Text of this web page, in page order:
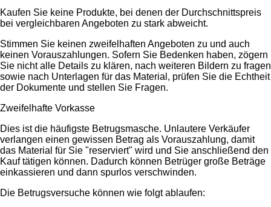
Kaufen Sie keine Produkte, bei denen der Durchschnittspreis
bei vergleichbaren Angeboten zu stark abweicht.
Stimmen Sie keinen zweifelhaften Angeboten zu und auch
keinen Vorauszahlungen. Sofern Sie Bedenken haben, zögern
Sie nicht alle Details zu klären, nach weiteren Bildern zu fragen
sowie nach Unterlagen für das Material, prüfen Sie die Echtheit
der Dokumente und stellen Sie Fragen.
Zweifelhafte Vorkasse
Dies ist die häufigste Betrugsmasche. Unlautere Verkäufer
verlangen einen gewissen Betrag als Vorauszahlung, damit
das Material für Sie "reserviert" wird und Sie anschließend den
Kauf tätigen können. Dadurch können Betrüger große Beträge
einkassieren und dann spurlos verschwinden.
Die Betrugsversuche können wie folgt ablaufen: